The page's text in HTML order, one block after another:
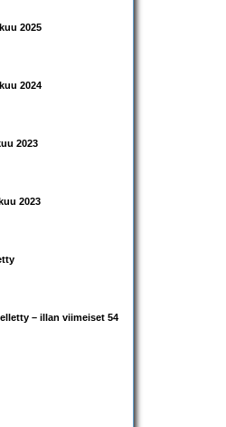
2025
2024
2023
2023
– illan viimeiset 54